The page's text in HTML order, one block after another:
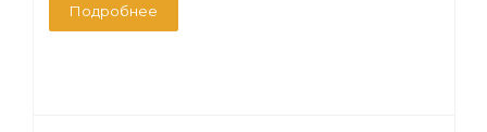
Подробнее